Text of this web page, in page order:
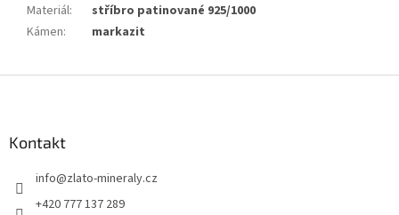
Materiál:
stříbro patinované 925/1000
Kámen: markazit
Kontakt
info@zlato-mineraly.cz
+420 777 137 289